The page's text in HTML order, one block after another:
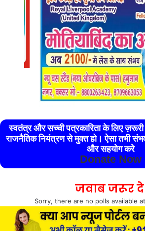
स्वतंत्र और सच्ची पत्रकारिता के लिए ज़रूरी
राजनैतिक नियंत्रण से मुक्त हो। ऐसा तभी
और सहयोग करे
Donate Now
जवाब जरूर दे
Sorry, there are no polls available